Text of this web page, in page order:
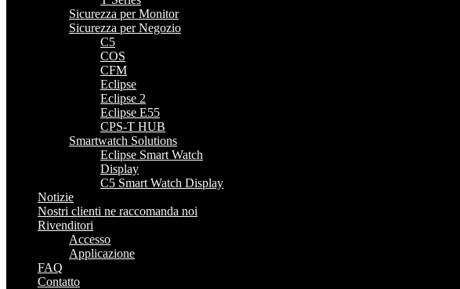
Sicurezza per Monitor
Sicurezza per Negozio
C5
COS
CFM
Eclipse
Eclipse 2
Eclipse E55
CPS-T HUB
Smartwatch Solutions
Eclipse Smart Watch
Display
C5 Smart Watch Display
Notizie
Nostri clienti ne raccomanda noi
Rivenditori
Accesso
Applicazione
FAQ
Contatto